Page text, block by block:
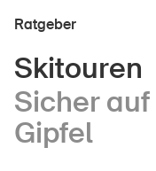
Sport & Bewegung
Zuhause & Garten
Gebäude & Anlagen
Ratgeber
Skitouren
Sicher
Gipfel